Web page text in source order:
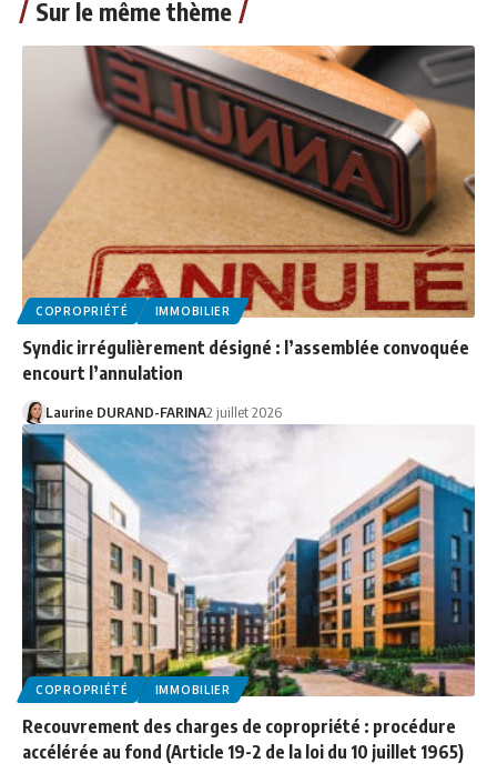
Sur le même thème
COPROPRIÉTÉ IMMOBILIER
Syndic irrégulièrement désigné : l’assemblée convoquée
encourt l’annulation
Laurine DURAND-FARINA2 juillet 2026
COPROPRIÉTÉ IMMOBILIER
Recouvrement des charges de copropriété : procédure
accélérée au fond (Article 19-2 de la loi du 10 juillet 1965)